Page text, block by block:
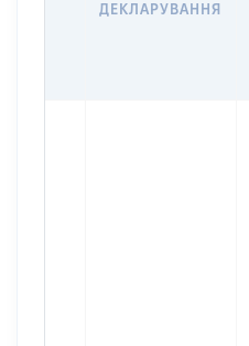
ДЕКЛАРУВАННЯ